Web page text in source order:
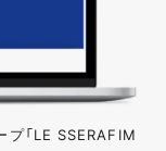
「LE SSERAFIM